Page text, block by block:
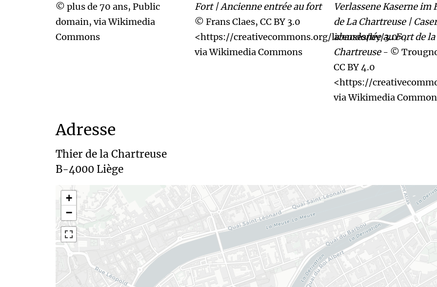
© plus de 70 ans, Public
domain, via Wikimedia
Commons
Fort | Ancienne entrée au fort
© Frans Claes, CC BY 3.0
<https://creativecommons.org/licenses/by/3.0>,
via Wikimedia Commons
Verlassene Kaserne im
de La Chartreuse |
abandonée au Fort de la
Chartreuse- ©
CC BY 4.0
<https://
via Wikimedia
Adresse
Thier de la Chartreuse
+
−